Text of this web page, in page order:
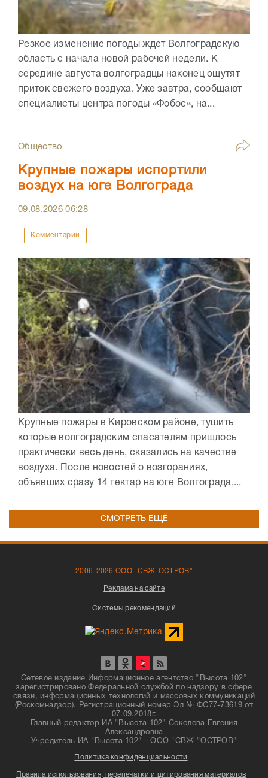
Резкое изменение погоды ждет Волгоградскую
область с начала новой рабочей недели. К
середине августа волгоградцы наконец ощутят
приток свежего воздуха. Уже завтра, сообщают
специалисты центра погоды «Фобос», на...
Общество
Крупные пожары испортили
воздух на юге Волгограда
09.08.202606:28
Комментарии
Крупные пожары в Кировском районе, тушить
которые волгоградским спасателям пришлось
практически весь день, сказались на качестве
воздуха. После новостей о возгораниях,
объявших сразу 14 гектар на юге Волгограда,...
СМОТРЕТЬ ЕЩЁ
2006-2026 ООО "СВЖ"ОСТРОВ"
Реклама на сайте
Системы рекомендаций
Сетевое издание Информационное агентство "Высота 102"
зарегистрировано Федеральной службой по надзору в сфере
связи, информационных технологий и массовых коммуникаций
(Роскомнадзор). Регистрационный номер Эл № ФС77-73619 от
07.09.2018г.
Главный редактор ИА "Высота 102" Соколова Евгения
Александровна
Учредитель ИА "Высота 102" - ООО "СВЖ "ОСТРОВ"
Политика конфиденциальности
Правила использования, перепечатки и цитирования материалов